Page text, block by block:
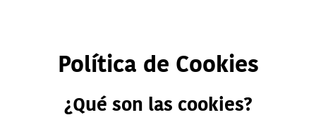
Política de Cookies
¿Qué son las cookies?